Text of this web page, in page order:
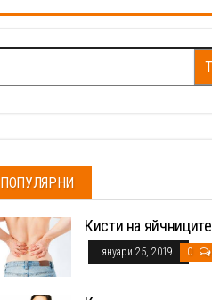
ПОПУЛЯРНИ
Кисти на яйчниците
януари 25, 2019 0